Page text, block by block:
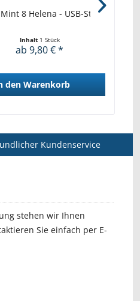
8 Helena - USB-Stick
Inhalt 1 Stück
ab 9,80 € *
den Warenkorb
Kundenservice
stehen wir Ihnen
Sie einfach per E-